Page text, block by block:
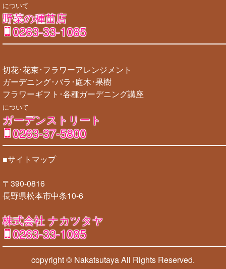
について
野菜の種苗店
0263-33-1085
切花･花束･フラワーアレンジメント
ガーデニング･バラ･庭木･果樹
フラワーギフト･各種ガーデニング講座
について
ガーデンストリート
0263-37-5800
■サイトマップ
〒390-0816
長野県松本市中条10-6
株式会社 ナカツタヤ
0263-33-1085
copyright © NakatsutayaAll Rights Reserved.